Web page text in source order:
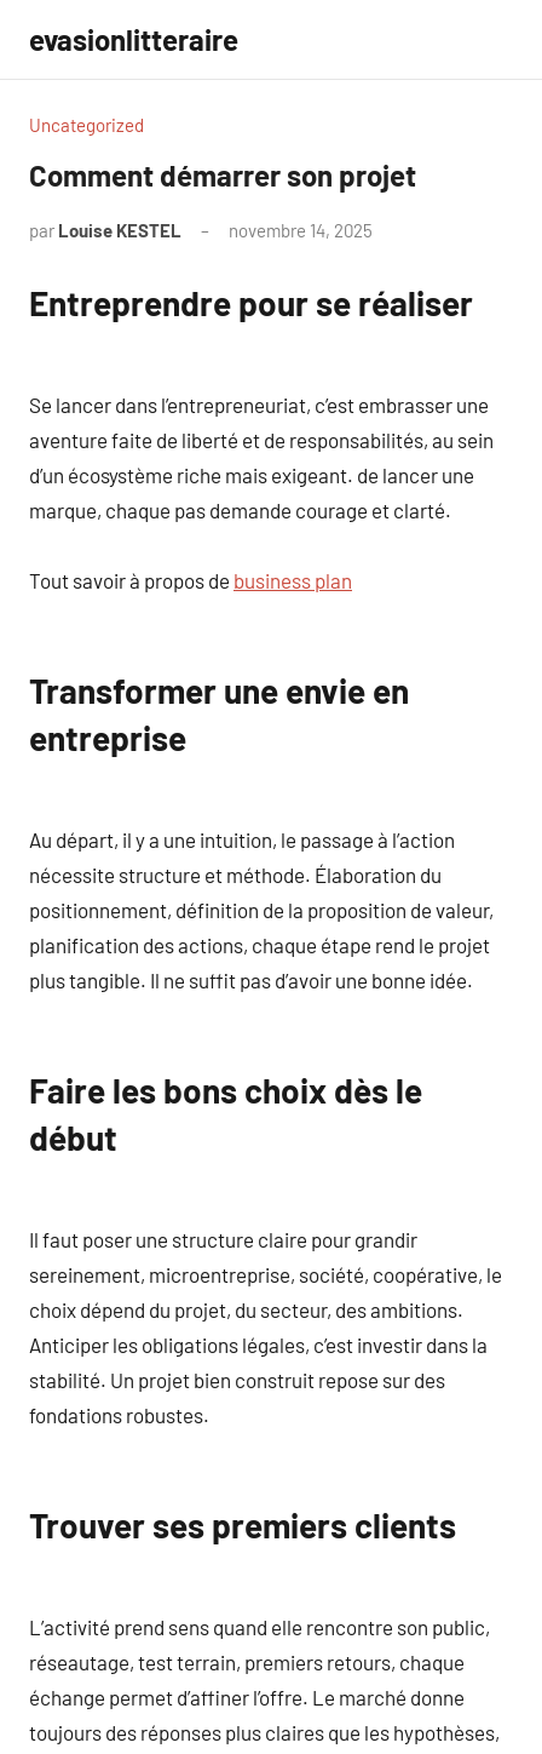
contenu
evasionlitteraire
Uncategorized
Comment démarrer son projet
par Louise KESTEL novembre 14, 2025
Entreprendre pour se réaliser
Se lancer dans l’entrepreneuriat, c’est embrasser une
aventure faite de liberté et de responsabilités, au sein
d’un écosystème riche mais exigeant. de lancer une
marque, chaque pas demande courage et clarté.
Tout savoir à propos de business plan
Transformer une envie en
entreprise
Au départ, il y a une intuition, le passage à l’action
nécessite structure et méthode. Élaboration du
positionnement, définition de la proposition de valeur,
planification des actions, chaque étape rend le projet
plus tangible. Il ne suffit pas d’avoir une bonne idée.
Faire les bons choix dès le
début
Il faut poser une structure claire pour grandir
sereinement, microentreprise, société, coopérative, le
choix dépend du projet, du secteur, des ambitions.
Anticiper les obligations légales, c’est investir dans la
stabilité. Un projet bien construit repose sur des
fondations robustes.
Trouver ses premiers clients
L’activité prend sens quand elle rencontre son public,
réseautage, test terrain, premiers retours, chaque
échange permet d’affiner l’offre. Le marché donne
toujours des réponses plus claires que les hypothèses,